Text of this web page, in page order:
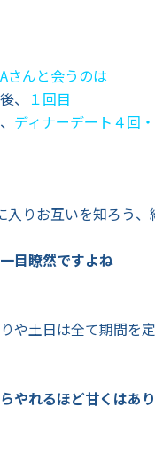
さんと会うのは
、 １回目
ディナーデート４回
入りお互いを知ろう、
目瞭然ですよね
や土日は全て期間を
やれるほど甘くはあ